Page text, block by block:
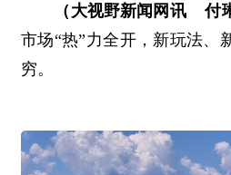
（大视野新闻网讯 付
市场“热”力全开，新玩法、
穷。